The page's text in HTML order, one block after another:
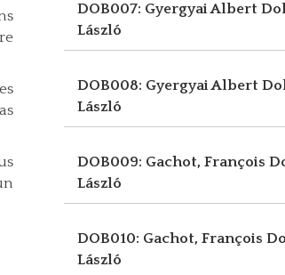
DOB007: Gyergyai Albert
László
DOB008: Gyergyai Albert
László
DOB009: Gachot, François
László
DOB010: Gachot, François
László